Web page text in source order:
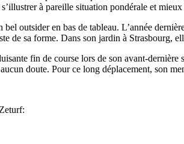
à pareille situation pondérale et
bel outsider en bas de tableau. L’année
de sa forme. Dans son jardin à Strasbourg,
fin de course lors de son avant-
doute. Pour ce long déplacement, son